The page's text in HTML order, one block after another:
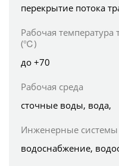
перекрытие потока
Рабочая
(℃)
до +70
Рабочая среда
сточные воды, вода,
Инженерные системы
водоснабжение,